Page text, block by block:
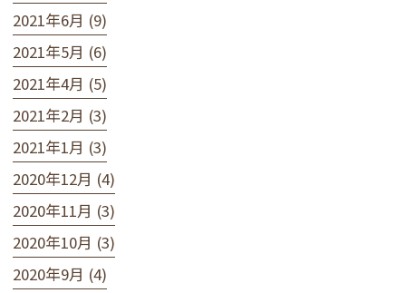
2021年6月 (9)
2021年5月 (6)
2021年4月 (5)
2021年2月 (3)
2021年1月 (3)
2020年12月 (4)
2020年11月 (3)
2020年10月 (3)
2020年9月 (4)